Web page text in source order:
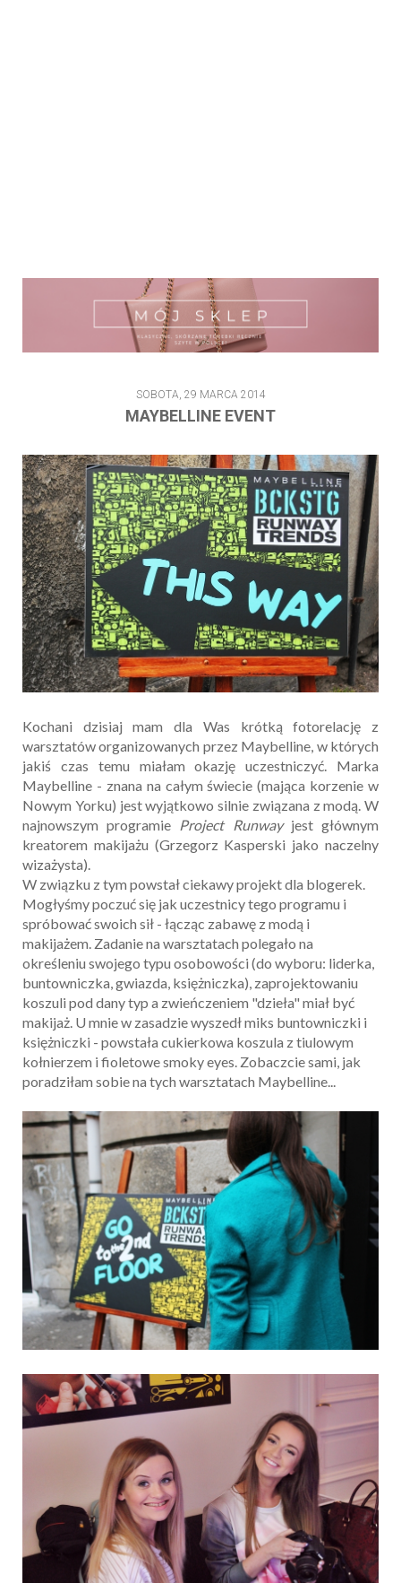
SOBOTA, 29 MARCA 2014
MAYBELLINE EVENT
Kochani dzisiaj mam dla Was krótką fotorelację z
warsztatów organizowanych przez Maybelline, w których
jakiś czas temu miałam okazję uczestniczyć. Marka
Maybelline - znana na całym świecie (mająca korzenie w
Nowym Yorku) jest wyjątkowo silnie związana z modą. W
najnowszym programie Project Runwayjest głównym
kreatorem makijażu (Grzegorz Kasperski jako naczelny
wizażysta).
W związku z tym powstał ciekawy projekt dla blogerek.
Mogłyśmy poczuć się jak uczestnicy tego programu i
spróbować swoich sił - łącząc zabawę z modą i
makijażem. Zadanie na warsztatach polegało na
określeniu swojego typu osobowości (do wyboru: liderka,
buntowniczka, gwiazda, księżniczka), zaprojektowaniu
koszuli pod dany typ a zwieńczeniem "dzieła" miał być
makijaż. U mnie w zasadzie wyszedł miks buntowniczki i
księżniczki - powstała cukierkowa koszula z tiulowym
kołnierzem i fioletowe smoky eyes. Zobaczcie sami, jak
poradziłam sobie na tych warsztatach Maybelline...